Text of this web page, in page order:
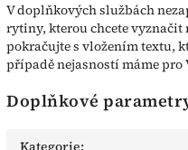
V doplňkových službách
rytiny, kterou chcete vyznačit
pokračujte s vložením textu,
případě nejasností máme pro
Doplňkové